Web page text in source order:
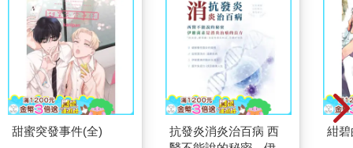
甜蜜突發事件(全)
抗發炎消炎治百病 西
紺